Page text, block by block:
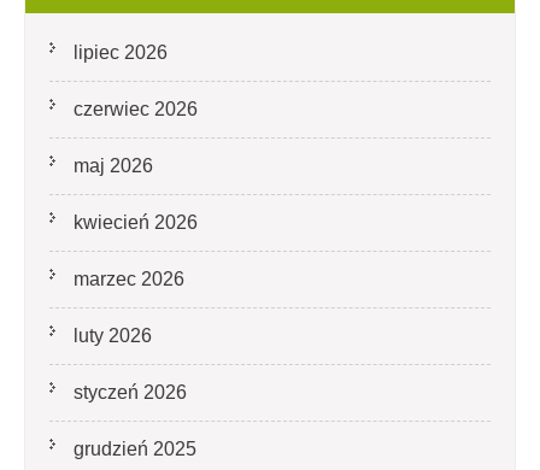
lipiec 2026
czerwiec 2026
maj 2026
kwiecień 2026
marzec 2026
luty 2026
styczeń 2026
grudzień 2025